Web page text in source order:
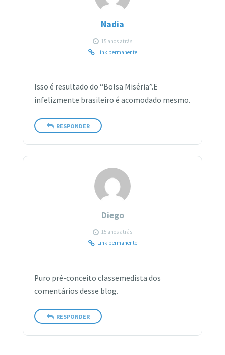
Nadia
15 anos atrás
Link permanente
Isso é resultado do “Bolsa Miséria”.E
infelizmente brasileiro é acomodado mesmo.
RESPONDER
Diego
15 anos atrás
Link permanente
Puro pré-conceito classemedista dos
comentários desse blog.
RESPONDER